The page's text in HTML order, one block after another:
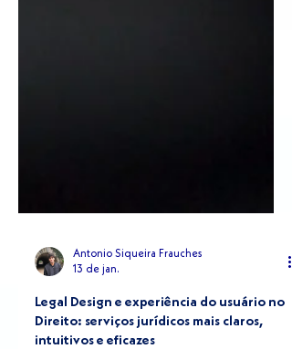
Antonio Siqueira Frauches
13 de jan.